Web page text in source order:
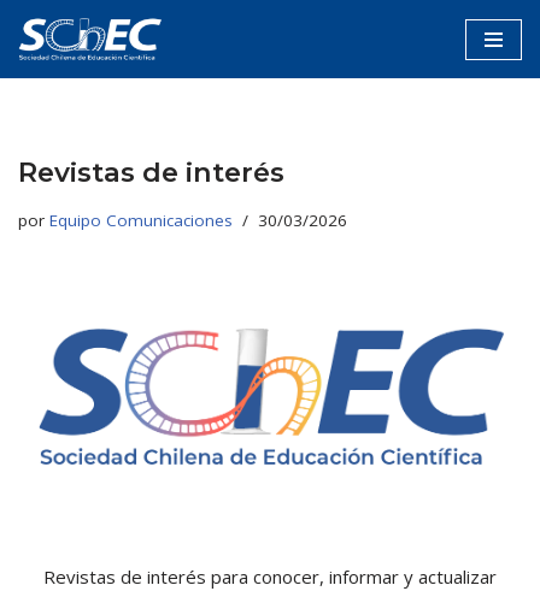
Saltar
Revistas de interés
por Equipo Comunicaciones 30/03/2026
Revistas de interés para conocer, informar y actualizar